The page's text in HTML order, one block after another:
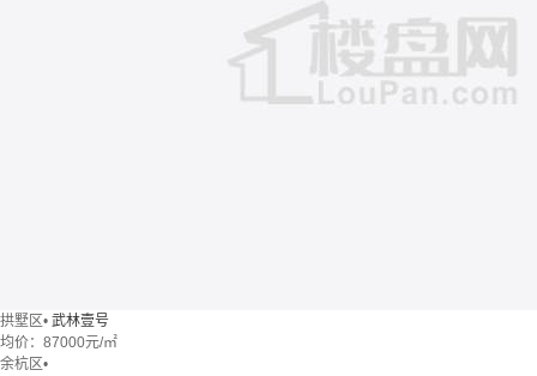
拱墅区• 武林壹号
均价： 87000元/㎡
余杭区•